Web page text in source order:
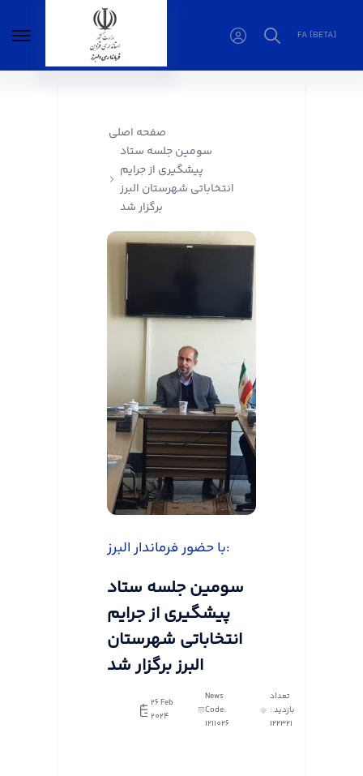
FA [BETA]
صفحه اصلی
سومین جلسه ستاد
پیشگیری از جرایم
انتخاباتی شهرستان البرز
برگزار شد
با حضور فرماندار البرز:
سومین جلسه ستاد
پیشگیری از جرایم
انتخاباتی شهرستان
البرز برگزار شد
26 Feb
2024
News
Code:
1211026
تعداد
بازدید :
122321